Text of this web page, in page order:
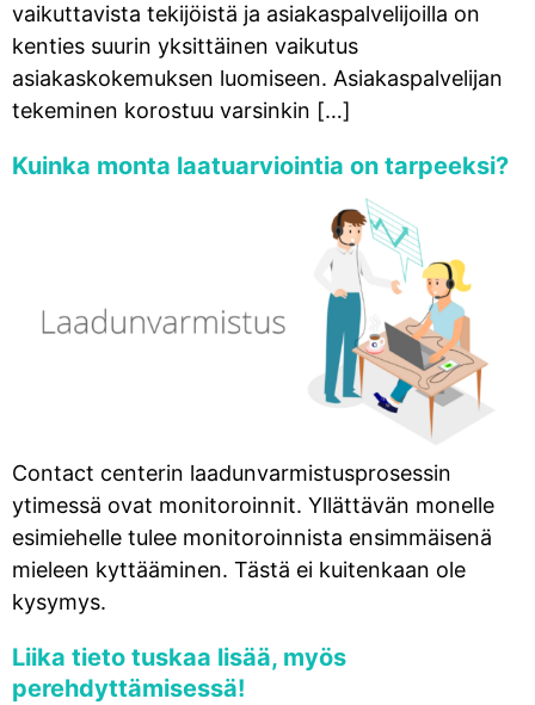
vaikuttavista tekijöistä ja asiakaspalvelijoilla on
kenties suurin yksittäinen vaikutus
asiakaskokemuksen luomiseen. Asiakaspalvelijan
tekeminen korostuu varsinkin […]
Kuinka monta laatuarviointia on tarpeeksi?
Contact centerin laadunvarmistusprosessin
ytimessä ovat monitoroinnit. Yllättävän monelle
esimiehelle tulee monitoroinnista ensimmäisenä
mieleen kyttääminen. Tästä ei kuitenkaan ole
kysymys.
Liika tieto tuskaa lisää, myös
perehdyttämisessä!